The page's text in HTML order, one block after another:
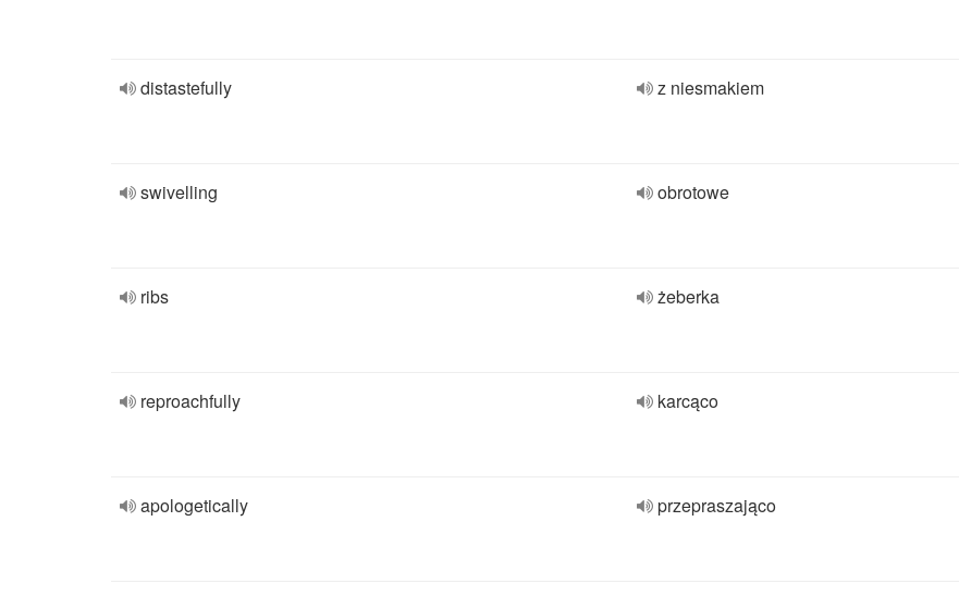
distastefully z niesmakiem
swivelling obrotowe
ribs żeberka
reproachfully karcąco
apologetically przepraszająco